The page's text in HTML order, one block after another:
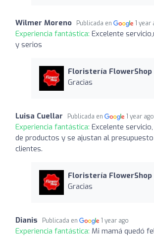
Wilmer Moreno Publicada en 1 year
Experiencia fantástica: Excelente
y serios
Floristería FlowerShop
Gracias
Luisa Cuellar Publicada en 1 year ago
Experiencia fantástica: Excelente
de productos y se ajustan al
clientes.
Floristería FlowerShop
Gracias
Dianis Publicada en 1 year ago
Experiencia fantástica: Mi mamá quedó